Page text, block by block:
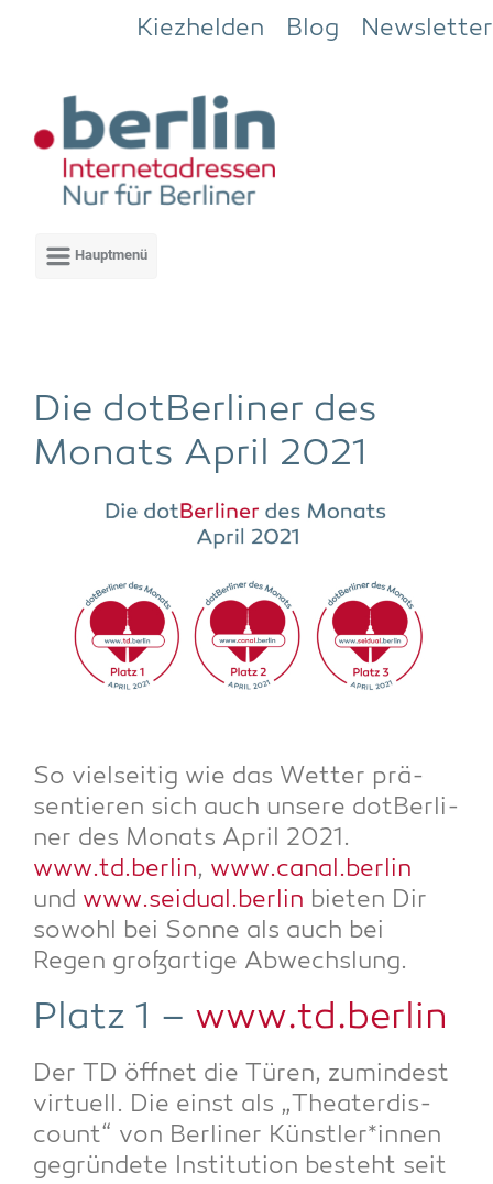
Zum Hauptinhalt springen
Kiezhelden Blog Newsletter
Die dot­Ber­li­ner des
Monats April 2021
So viel­sei­tig wie das Wet­ter prä­
sen­tie­ren sich auch unse­re dot­Ber­li­
ner des Monats April 2021.
www.td.berlin, www.canal.berlin
und www.seidual.berlin bie­ten Dir
sowohl bei Son­ne als auch bei
Regen groß­ar­ti­ge Abwechslung.
Platz 1 – www.td.berlin
Der TD öff­net die Türen, zumin­dest
vir­tu­ell. Die einst als „Thea­ter­dis­
count“ von Ber­li­ner Künstler*innen
gegrün­de­te Insti­tu­ti­on besteht seit